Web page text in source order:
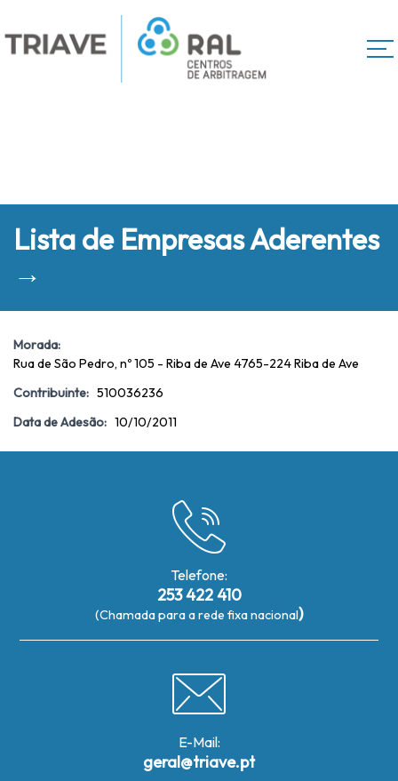
Lista de Empresas Aderentes
→
Morada:
Rua de São Pedro, nº 105 - Riba de Ave 4765-224 Riba de Ave
Contribuinte: 510036236
Data de Adesão: 10/10/2011
Telefone:
253 422 410
(Chamada para a rede fixa nacional)
E-Mail:
geral@triave.pt